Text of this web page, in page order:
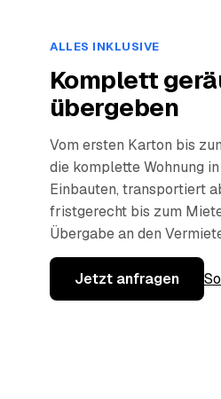
ALLES INKLUSIVE
Komplett
übergeben
Vom ersten Karton bis
die komplette Wohnung
Einbauten, transportiert
fristgerecht bis zum
Übergabe an den
Jetzt anfragen